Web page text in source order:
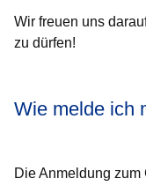
Wir freuen uns
zu dürfen!
Wie melde ich
Die Anmeldung